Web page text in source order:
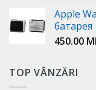
Apple
батарея
450.00
TOP VÂNZĂRI